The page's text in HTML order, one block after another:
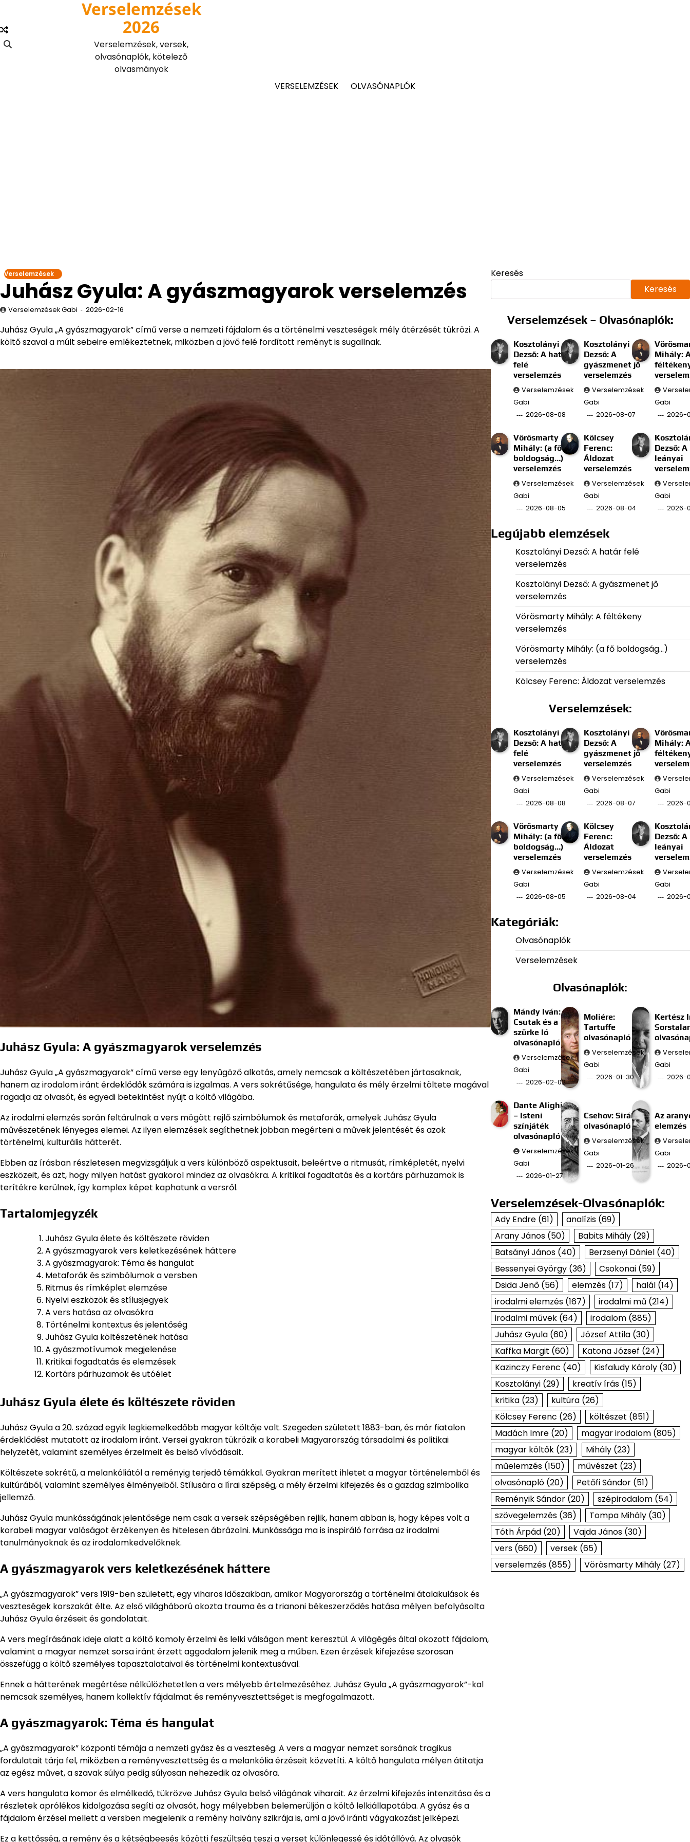
content
Verselemzések
2026
Verselemzések, versek,
olvasónaplók, kötelező
olvasmányok
VERSELEMZÉSEK
OLVASÓNAPLÓK
Verselemzések
Juhász Gyula: A gyászmagyarok verselemzés
Verselemzések Gabi 2026-02-16
Juhász Gyula „A gyászmagyarok” című verse a nemzeti fájdalom és a történelmi veszteségek mély átérzését tükrözi. A
költő szavai a múlt sebeire emlékeztetnek, miközben a jövő felé fordított reményt is sugallnak.
Juhász Gyula: A gyászmagyarok verselemzés
Juhász Gyula „A gyászmagyarok” című verse egy lenyűgöző alkotás, amely nemcsak a költészetében jártasaknak,
hanem az irodalom iránt érdeklődők számára is izgalmas. A vers sokrétűsége, hangulata és mély érzelmi töltete magával
ragadja az olvasót, és egyedi betekintést nyújt a költő világába.
Az irodalmi elemzés során feltárulnak a vers mögött rejlő szimbólumok és metaforák, amelyek Juhász Gyula
művészetének lényeges elemei. Az ilyen elemzések segíthetnek jobban megérteni a művek jelentését és azok
történelmi, kulturális hátterét.
Ebben az írásban részletesen megvizsgáljuk a vers különböző aspektusait, beleértve a ritmusát, rímképletét, nyelvi
eszközeit, és azt, hogy milyen hatást gyakorol mindez az olvasókra. A kritikai fogadtatás és a kortárs párhuzamok is
terítékre kerülnek, így komplex képet kaphatunk a versről.
Tartalomjegyzék
Juhász Gyula élete és költészete röviden
A gyászmagyarok vers keletkezésének háttere
A gyászmagyarok: Téma és hangulat
Metaforák és szimbólumok a versben
Ritmus és rímképlet elemzése
Nyelvi eszközök és stílusjegyek
A vers hatása az olvasókra
Történelmi kontextus és jelentőség
Juhász Gyula költészetének hatása
A gyászmotívumok megjelenése
Kritikai fogadtatás és elemzések
Kortárs párhuzamok és utóélet
Juhász Gyula élete és költészete röviden
Juhász Gyula a 20. század egyik legkiemelkedőbb magyar költője volt. Szegeden született 1883-ban, és már fiatalon
érdeklődést mutatott az irodalom iránt. Versei gyakran tükrözik a korabeli Magyarország társadalmi és politikai
helyzetét, valamint személyes érzelmeit és belső vívódásait.
Költészete sokrétű, a melankóliától a reményig terjedő témákkal. Gyakran merített ihletet a magyar történelemből és
kultúrából, valamint személyes élményeiből. Stílusára a lírai szépség, a mély érzelmi kifejezés és a gazdag szimbolika
jellemző.
Juhász Gyula munkásságának jelentősége nem csak a versek szépségében rejlik, hanem abban is, hogy képes volt a
korabeli magyar valóságot érzékenyen és hitelesen ábrázolni. Munkássága ma is inspiráló forrása az irodalmi
tanulmányoknak és az irodalomkedvelőknek.
A gyászmagyarok vers keletkezésének háttere
„A gyászmagyarok” vers 1919-ben született, egy viharos időszakban, amikor Magyarország a történelmi átalakulások és
veszteségek korszakát élte. Az első világháború okozta trauma és a trianoni békeszerződés hatása mélyen befolyásolta
Juhász Gyula érzéseit és gondolatait.
A vers megírásának ideje alatt a költő komoly érzelmi és lelki válságon ment keresztül. A világégés által okozott fájdalom,
valamint a magyar nemzet sorsa iránt érzett aggodalom jelenik meg a műben. Ezen érzések kifejezése szorosan
összefügg a költő személyes tapasztalataival és történelmi kontextusával.
Ennek a hátterének megértése nélkülözhetetlen a vers mélyebb értelmezéséhez. Juhász Gyula „A gyászmagyarok”-kal
nemcsak személyes, hanem kollektív fájdalmat és reményvesztettséget is megfogalmazott.
A gyászmagyarok: Téma és hangulat
„A gyászmagyarok” központi témája a nemzeti gyász és a veszteség. A vers a magyar nemzet sorsának tragikus
fordulatait tárja fel, miközben a reményvesztettség és a melankólia érzéseit közvetíti. A költő hangulata mélyen átitatja
az egész művet, a szavak súlya pedig súlyosan nehezedik az olvasóra.
A vers hangulata komor és elmélkedő, tükrözve Juhász Gyula belső világának viharait. Az érzelmi kifejezés intenzitása és a
részletek aprólékos kidolgozása segíti az olvasót, hogy mélyebben belemerüljön a költő lelkiállapotába. A gyász és a
fájdalom érzései mellett a versben megjelenik a remény halvány szikrája is, ami a jövő iránti vágyakozást jelképezi.
Ez a kettősség, a remény és a kétségbeesés közötti feszültség teszi a verset különlegessé és időtállóvá. Az olvasók
Keresés
Keresés
Verselemzések – Olvasónaplók:
Kosztolányi
Dezső: A határ
felé
verselemzés
Verselemzések
Gabi
2026-08-08
Kosztolányi
Dezső: A
gyászmenet jő
verselemzés
Verselemzések
Gabi
2026-08-07
Mihály:
Gabi
2026-
Vörösmarty
Mihály: (a fő
boldogság…)
verselemzés
Verselemzések
Gabi
2026-08-05
Kölcsey
Ferenc:
Áldozat
verselemzés
Verselemzések
Gabi
2026-08-04
Dezső:
leányai
Gabi
2026-
Legújabb elemzések
Kosztolányi Dezső: A határ felé
verselemzés
Kosztolányi Dezső: A gyászmenet jő
verselemzés
Vörösmarty Mihály: A féltékeny
verselemzés
Vörösmarty Mihály: (a fő boldogság…)
verselemzés
Kölcsey Ferenc: Áldozat verselemzés
Verselemzések:
Kosztolányi
Dezső: A határ
felé
verselemzés
Verselemzések
Gabi
2026-08-08
Kosztolányi
Dezső: A
gyászmenet jő
verselemzés
Verselemzések
Gabi
2026-08-07
Mihály:
Gabi
2026-
Vörösmarty
Mihály: (a fő
boldogság…)
verselemzés
Verselemzések
Gabi
2026-08-05
Kölcsey
Ferenc:
Áldozat
verselemzés
Verselemzések
Gabi
2026-08-04
Dezső:
leányai
Gabi
2026-
Kategóriák:
Olvasónaplók
Verselemzések
Olvasónaplók:
Mándy Iván:
Csutak és a
szürke ló
olvasónapló
Verselemzések
Gabi
2026-02-02
Moliére:
Tartuffe
olvasónapló
Verselemzések
Gabi
2026-01-30
Kertész
Gabi
2026-
Dante Alighieri
– Isteni
színjáték
olvasónapló
Verselemzések
Gabi
2026-01-27
Csehov: Sirály
olvasónapló
Verselemzések
Gabi
2026-01-26
Az
elemzés
Gabi
2026-
Verselemzések-Olvasónaplók:
Ady Endre(61) analízis(69)
Arany János(50) Babits Mihály(29)
Batsányi János(40) Berzsenyi Dániel(40)
Bessenyei György(36) Csokonai(59)
Dsida Jenő(56) elemzés(17) halál(14)
irodalmi elemzés(167) irodalmi mű (214)
irodalmi művek(64) irodalom(885)
Juhász Gyula(60) József Attila(30)
Kaffka Margit (60) Katona József (24)
Kazinczy Ferenc (40) Kisfaludy Károly(30)
Kosztolányi(29) kreatív írás(15)
kritika(23) kultúra(26)
Kölcsey Ferenc (26) költészet (851)
Madách Imre(20) magyar irodalom(805)
magyar költők(23) Mihály(23)
műelemzés(150) művészet (23)
olvasónapló(20) Petőfi Sándor(51)
Reményik Sándor(20) szépirodalom(54)
szövegelemzés(36) Tompa Mihály(30)
Tóth Árpád(20) Vajda János(30)
vers(660) versek(65)
verselemzés(855) Vörösmarty Mihály(27)